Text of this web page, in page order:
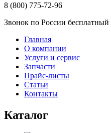
8 (800) 775-72-96
Звонок по России бесплатный
Главная
О компании
Услуги и сервис
Запчасти
Прайс-листы
Статьи
Контакты
Каталог